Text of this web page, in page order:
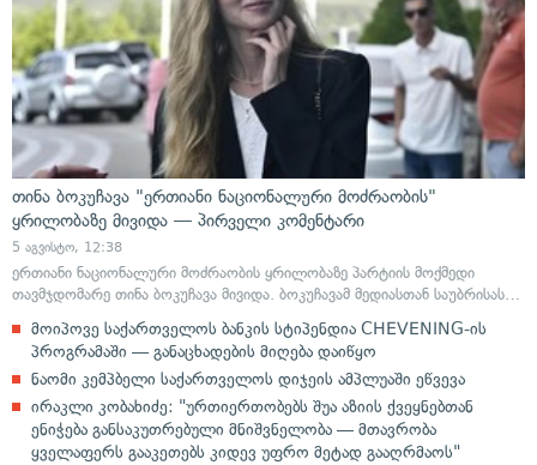
თინა ბოკუჩავა "ერთიანი ნაციონალური მოძრაობის"
ყრილობაზე მივიდა — პირველი კომენტარი
5 აგვისტო, 12:38
ერთიანი ნაციონალური მოძრაობის ყრილობაზე პარტიის მოქმედი
თავმჯდომარე თინა ბოკუჩავა მივიდა. ბოკუჩავამ მედიასთან საუბრისას…
მოიპოვე საქართველოს ბანკის სტიპენდია CHEVENING-ის
პროგრამაში — განაცხადების მიღება დაიწყო
ნაომი კემპბელი საქართველოს დიჯეის ამპლუაში ეწვევა
ირაკლი კობახიძე: "ურთიერთობებს შუა აზიის ქვეყნებთან
ენიჭება განსაკუთრებული მნიშვნელობა — მთავრობა
ყველაფერს გააკეთებს კიდევ უფრო მეტად გააღრმაოს"